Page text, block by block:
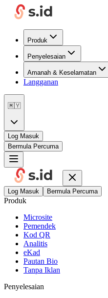
Produk
Penyelesaian
Amanah & Keselamatan
Langganan
🇲🇾
Log Masuk
Bermula Percuma
Log Masuk Bermula Percuma
Produk
Microsite
Pemendek
Kod QR
Analitis
eKad
Pautan Bio
Tanpa Iklan
Penyelesaian